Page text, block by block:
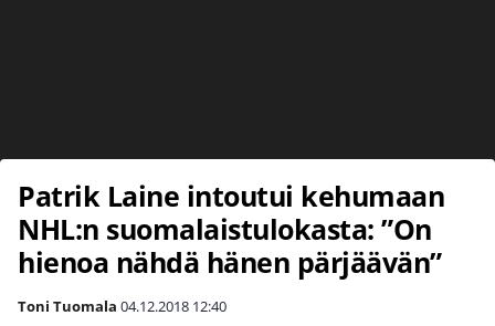
Patrik Laine intoutui kehumaan
NHL:n suomalaistulokasta: ”On
hienoa nähdä hänen pärjäävän”
Toni Tuomala 04.12.2018 12:40